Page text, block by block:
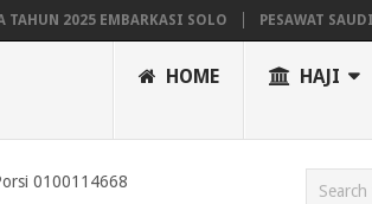
2025 EMBARKASI SOLO PESAWAT SAUDIA
HOME HAJI
0100114668